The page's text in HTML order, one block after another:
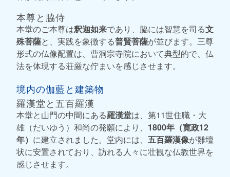
本尊と脇侍
本堂のご本尊は釈迦如来であり、脇には智慧を司る文
殊菩薩と、実践を象徴する普賢菩薩が並びます。三尊
形式の仏像配置は、曹洞宗寺院において典型的で、仏
法を体現する荘厳な佇まいを感じさせます。
境内の伽藍と建築物
羅漢堂と五百羅漢
本堂と山門の中間にある羅漢堂は、第11世住職・大
雄（だいゆう）和尚の発願により、 1800年（寛政12
年） に建立されました。堂内には、 五百羅漢像が雛壇
状に安置されており、訪れる人々に壮観な仏教世界を
感じさせます。